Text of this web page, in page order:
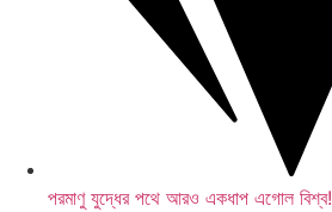
পরমাণু যুদ্ধের পথে আরও একধাপ এগোল বিশ্ব!